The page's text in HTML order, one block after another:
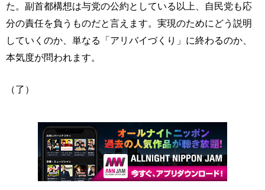
た。副首都構想は与党の公約としている以上、自民党も応
分の責任を負うものだと言えます。実現のためにどう説明
していくのか、単なる「アリバイづくり」に終わるのか、
本気度が問われます。
（了）